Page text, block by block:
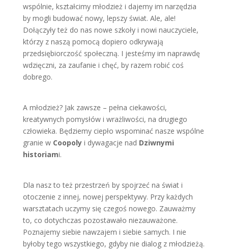
wspólnie, kształcimy młodzież i dajemy im narzędzia
by mogli budować nowy, lepszy świat. Ale, ale!
Dołączyły też do nas nowe szkoły i nowi nauczyciele,
którzy z naszą pomocą dopiero odkrywają
przedsiębiorczość społeczną. I jesteśmy im naprawdę
wdzięczni, za zaufanie i chęć, by razem robić coś
dobrego.
A młodzież? Jak zawsze – pełna ciekawości,
kreatywnych pomysłów i wrażliwości, na drugiego
człowieka. Będziemy ciepło wspominać nasze wspólne
granie w Coopolyi dywagacje nad Dziwnymi
historiami.
Dla nasz to też przestrzeń by spojrzeć na świat i
otoczenie z innej, nowej perspektywy. Przy każdych
warsztatach uczymy się czegoś nowego. Zauważmy
to, co dotychczas pozostawało niezauważone.
Poznajemy siebie nawzajem i siebie samych. I nie
byłoby tego wszystkiego, gdyby nie dialog z młodzieżą.